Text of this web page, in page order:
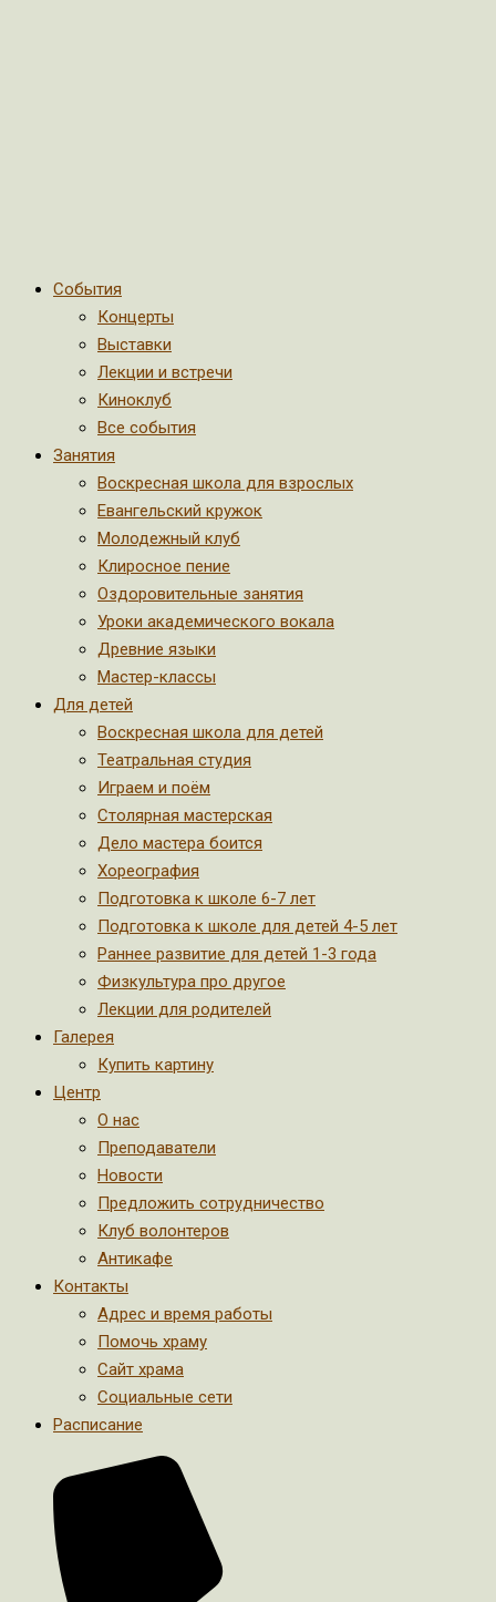
События
Концерты
Выставки
Лекции и встречи
Киноклуб
Все события
Занятия
Воскресная школа для взрослых
Евангельский кружок
Молодежный клуб
Клиросное пение
Оздоровительные занятия
Уроки академического вокала
Древние языки
Мастер-классы
Для детей
Воскресная школа для детей
Театральная студия
Играем и поём
Столярная мастерская
Дело мастера боится
Хореография
Подготовка к школе 6-7 лет
Подготовка к школе для детей 4-5 лет
Раннее развитие для детей 1-3 года
Физкультура про другое
Лекции для родителей
Галерея
Купить картину
Центр
О нас
Преподаватели
Новости
Предложить сотрудничество
Клуб волонтеров
Антикафе
Контакты
Адрес и время работы
Помочь храму
Сайт храма
Социальные сети
Расписание